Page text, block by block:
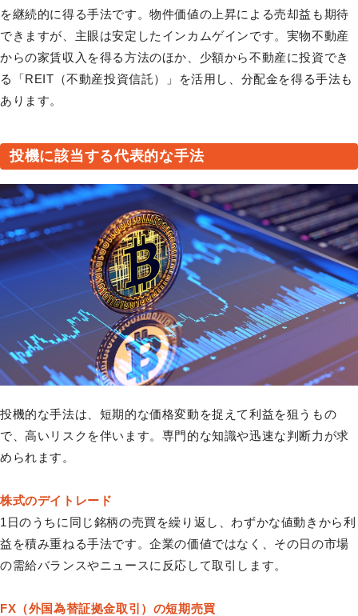
を継続的に得る手法です。物件価値の上昇による売却益も期待
できますが、主眼は安定したインカムゲインです。実物不動産
からの家賃収入を得る方法のほか、少額から不動産に投資でき
る「REIT（不動産投資信託）」を活用し、分配金を得る手法も
あります。
投機に該当する代表的な手法
投機的な手法は、短期的な価格変動を捉えて利益を狙うもの
で、高いリスクを伴います。専門的な知識や迅速な判断力が求
められます。
株式のデイトレード
1日のうちに同じ銘柄の売買を繰り返し、わずかな値動きから利
益を積み重ねる手法です。企業の価値ではなく、その日の市場
の需給バランスやニュースに反応して取引します。
FX（外国為替証拠金取引）の短期売買